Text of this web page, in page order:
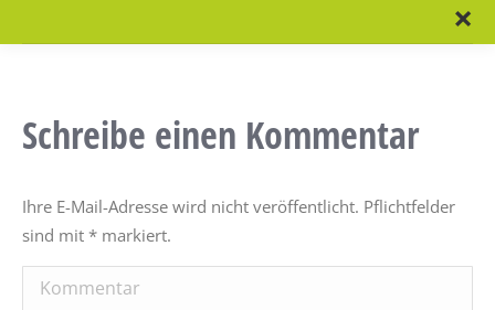
Schreibe einen Kommentar
Ihre E-Mail-Adresse wird nicht veröffentlicht. Pflichtfelder
sind mit * markiert.
Kommentar
×